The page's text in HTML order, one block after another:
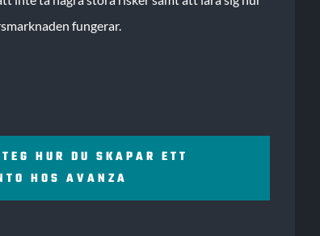
fungerar.
HUR DU SKAPAR ETT
HOS AVANZA